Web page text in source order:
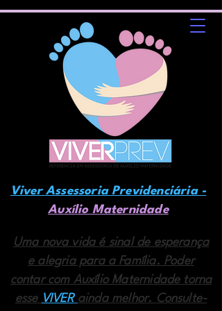
Uma nova vida é sinal de esperança
e alegria para a Família. Poder
contar com Auxílio Maternidade torna
esse VIVER ainda melhor. Consulte-
Viver Assessoria Previdenciária -
Auxílio Maternidade